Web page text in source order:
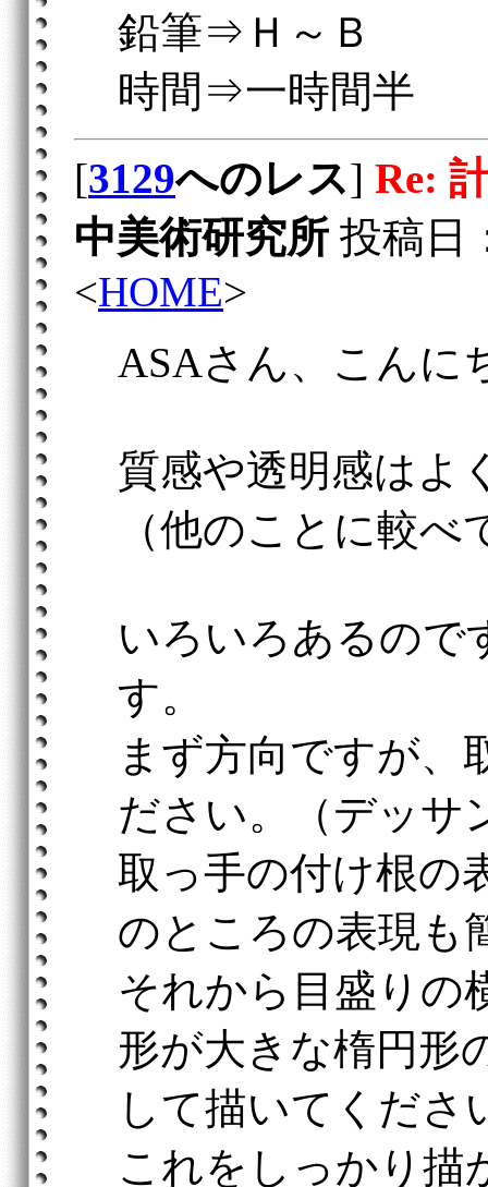
鉛筆⇒Ｈ～Ｂ
時間⇒一時間半
[3129へのレス] Re:
中美術研究所 投稿日
<HOME>
ASAさん、こんに
質感や透明感はよ
（他のことに較べ
いろいろあるので
す。
まず方向ですが、
ださい。（デッサ
取っ手の付け根の
のところの表現も
それから目盛りの
形が大きな楕円形
して描いてくださ
これをしっかり描